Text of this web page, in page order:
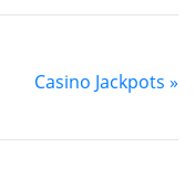
Casino Jackpots »